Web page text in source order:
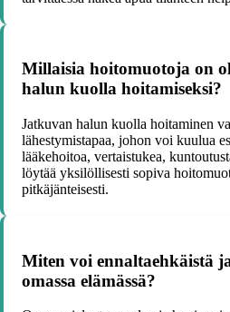
Millaisia hoitomuotoja on
halun kuolla hoitamiseksi?
Jatkuvan halun kuolla hoitaminen
lähestymistapaa, johon voi kuulua
lääkehoitoa, vertaistukea,
löytää yksilöllisesti sopiva
pitkäjänteisesti.
Miten voi ennaltaehkäistä
omassa elämässä?